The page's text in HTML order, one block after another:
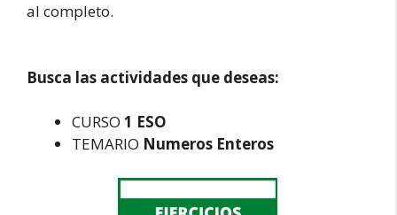
al completo.
Busca las actividades que deseas:
CURSO 1 ESO
TEMARIO Numeros Enteros